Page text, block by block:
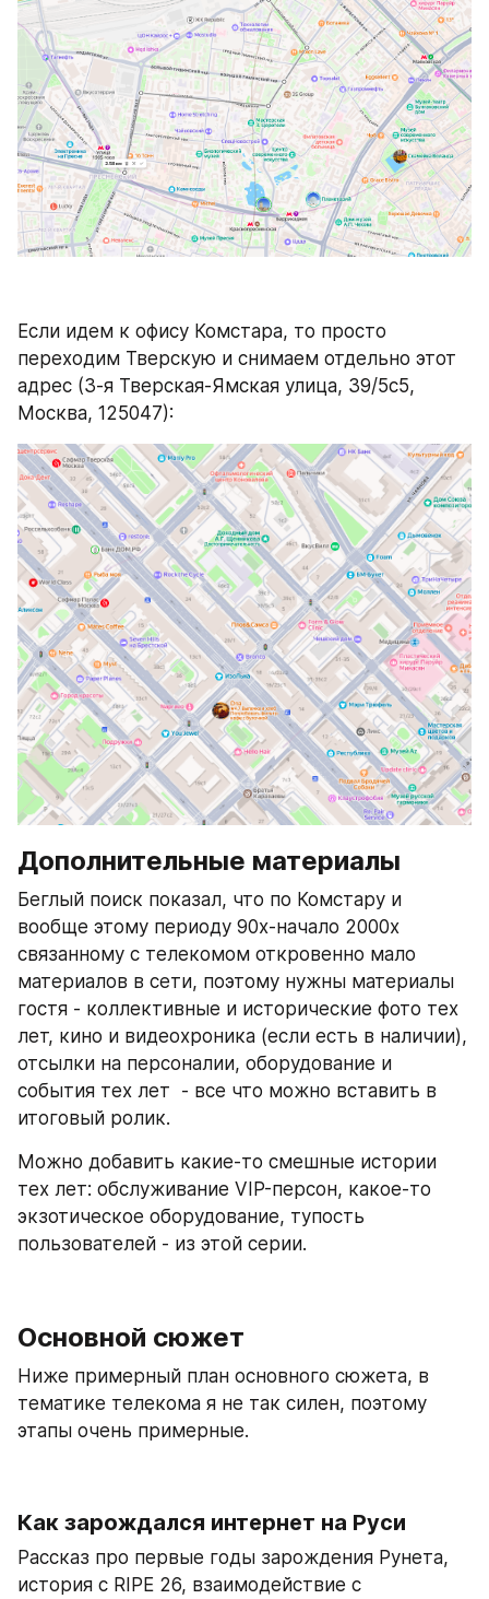
Если идем к офису Комстара, то просто
переходим Тверскую и снимаем отдельно этот
адрес (3-я Тверская-Ямская улица, 39/5с5,
Москва, 125047):
Дополнительные материалы
Беглый поиск показал, что по Комстару и
вообще этому периоду 90х-начало 2000х
связанному с телекомом откровенно мало
материалов в сети, поэтому нужны материалы
гостя - коллективные и исторические фото тех
лет, кино и видеохроника (если есть в наличии),
отсылки на персоналии, оборудование и
события тех лет  - все что можно вставить в
итоговый ролик.
Можно добавить какие-то смешные истории
тех лет: обслуживание VIP-персон, какое-то
экзотическое оборудование, тупость
пользователей - из этой серии.
Основной сюжет
Ниже примерный план основного сюжета, в
тематике телекома я не так силен, поэтому
этапы очень примерные.
Как зарождался интернет на Руси
Рассказ про первые годы зарождения Рунета,
история с RIPE 26, взаимодействие с